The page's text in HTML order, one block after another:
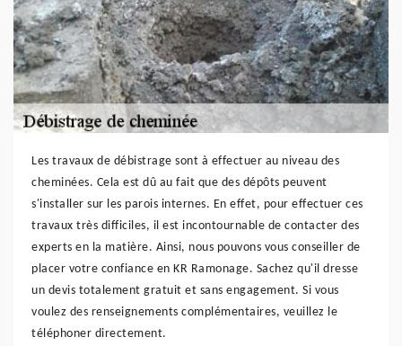
Les travaux de débistrage sont à effectuer au niveau des
cheminées. Cela est dû au fait que des dépôts peuvent
s'installer sur les parois internes. En effet, pour effectuer ces
travaux très difficiles, il est incontournable de contacter des
experts en la matière. Ainsi, nous pouvons vous conseiller de
placer votre confiance en KR Ramonage. Sachez qu'il dresse
un devis totalement gratuit et sans engagement. Si vous
voulez des renseignements complémentaires, veuillez le
téléphoner directement.